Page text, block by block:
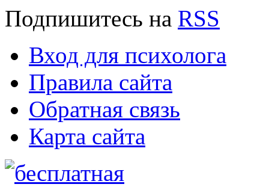
Подпишитесь на RSS
Вход для психолога
Правила сайта
Обратная связь
Карта сайта